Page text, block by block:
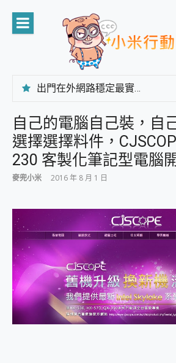
content
出門在外網路穩定最實在 「台灣大哥大」榮獲 4G/5G 在線率全球 NO.3 全台第一與全台六冠王實測心得，走到哪順到哪！
CP 值天花板~ Bongcom BS5 足球君開箱~ 短焦投影機 3千元就能擁有！ 折扣碼在這～
專為 PC上的 XBOX和掌機設計的 FireCuda X1070 SSD 固態硬碟開箱 評測
台灣製攝影機在這裡，100%全無線設計 SpotCam Solo Eco 太陽能防水雲端攝影機 SpotCam Solo 3 2.5K高畫質戶外攝影機 開箱 評測
電力超超超持久 MSI 微星 Prestige 14 AI+ D3MG-031TW 14吋 開箱評價，AI輕薄商務筆電 Copilot+ PC
超懂拍、耐用 AI 街拍機~ realme 16 Pro 開箱評價~ 2 億畫素 LumaColor 影像、持久續航與 IP69K 高防護
超驚艷 讓人一眼就愛上 LENOVO 聯想 Yoga Book 9 14吋 AI輕薄筆電 開箱 評測
美到讓人超想擁有 moto pad 60 系列 與 Moto | Swarovski razr 60 冰藍限定版本 開箱 評測
好用的 EaseUS Partition Master 讓您輕鬆的移除與格式化有防寫保護的隨身碟或SD卡
小朋友才做選擇 投影機 RGB藍牙音響 氛圍情境燈 我通通都要！ Starfish 2 幻彩膠囊投影機｜結合「 智慧投影 & 煥彩流動 」的沈浸式生活新體驗
外型超吸晴~ 給您絕佳操控體驗 GravaStar Mercury K1 系列 異星機械鍵盤與 Mercury X 系列 輕量無線電競滑鼠 開箱 評測
開箱~變身「蜘蛛人」椅子軍師！MSI MPG 491CQP QD-OLED 超寬曲面電競螢幕，多工辦公、爽度滿滿的終極桌面體驗
iPhone 17 系列 有認證的防護來囉！ imos 首家導入 UL MCV 行銷宣告驗證的手機配件品牌
DJI Osmo Pocket 3 爽爽帶回家 歡慶 EaseUS 21 週年到來，「Slogan 海報徵稿活動」好康大放送
自己的電腦自己裝，自
選擇選擇料件，
230 客製化筆記型電腦
麥兜小米 2016 年 8 月 1 日